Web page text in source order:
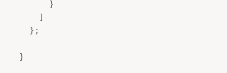
      }
    ]
  };